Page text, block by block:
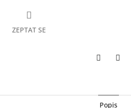
ZEPTAT SE
Popis